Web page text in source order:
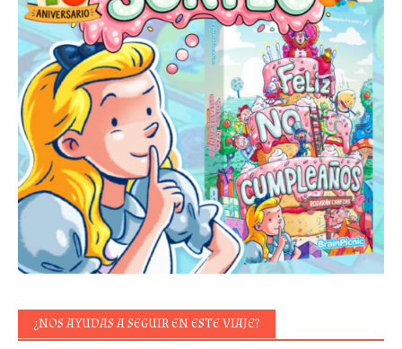
¿NOS AYUDAS A SEGUIR EN ESTE VIAJE?